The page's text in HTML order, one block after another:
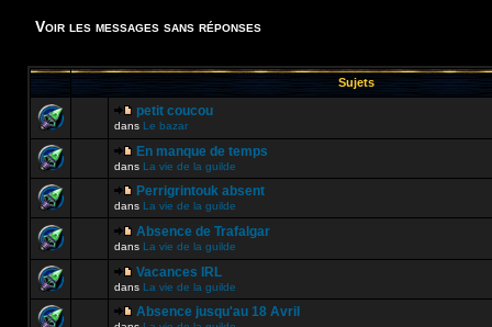
Voir les messages sans réponses
Sujets
petit coucou
dans Le bazar
En manque de temps
dans La vie de la guilde
Perrigrintouk absent
dans La vie de la guilde
Absence de Trafalgar
dans La vie de la guilde
Vacances IRL
dans La vie de la guilde
Absence jusqu'au 18 Avril